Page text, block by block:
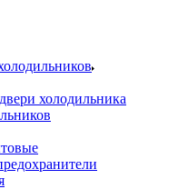
холодильника